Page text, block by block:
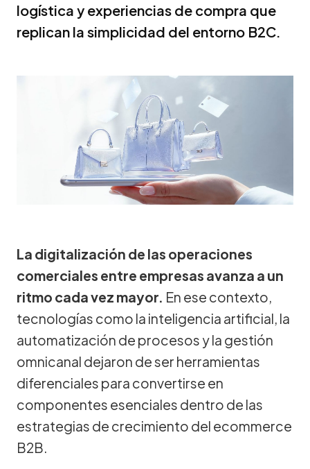
logística y experiencias de compra que
replican la simplicidad del entorno B2C.
La digitalización de las operaciones
comerciales entre empresas avanza a un
ritmo cada vez mayor. En ese contexto,
tecnologías como la inteligencia artificial, la
automatización de procesos y la gestión
omnicanal dejaron de ser herramientas
diferenciales para convertirse en
componentes esenciales dentro de las
estrategias de crecimiento del ecommerce
B2B.